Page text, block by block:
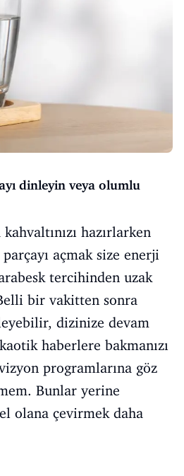
dinleyin veya olumlu
hazırlarken
açmak size enerji
tercihinden uzak
bir vakitten sonra
dizinize devam
haberlere bakmanızı
programlarına göz
Bunlar yerine
olana çevirmek daha